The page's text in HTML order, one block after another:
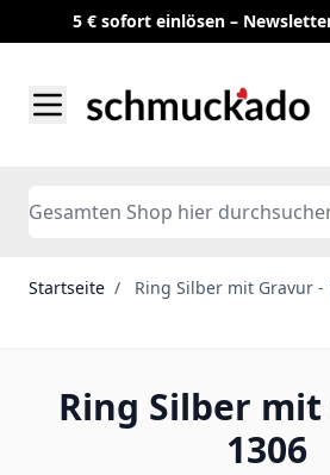
5 € sofort einlösen –
Search
Startseite / Ring Silber mit Gravur -
Ring Silber
1306